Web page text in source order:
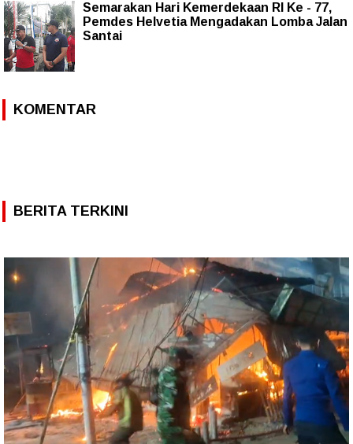
Semarakan Hari Kemerdekaan RI Ke - 77,
Pemdes Helvetia Mengadakan Lomba Jalan
Santai
KOMENTAR
BERITA TERKINI